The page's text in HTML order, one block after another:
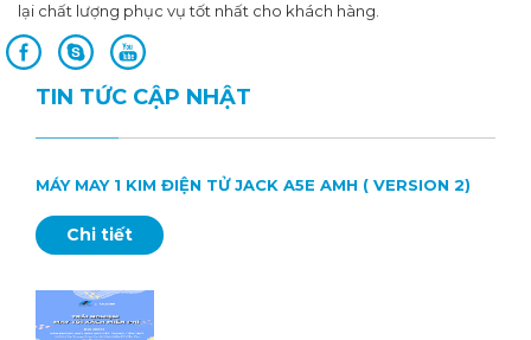
lại chất lượng phục vụ tốt nhất cho khách hàng.
TIN TỨC CẬP NHẬT
MÁY MAY 1 KIM ĐIỆN TỬ JACK A5E AMH ( VERSION 2)
Chi tiết